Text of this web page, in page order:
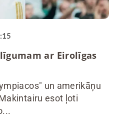
ar Eirolīgas
un amerikāņu
esot ļoti